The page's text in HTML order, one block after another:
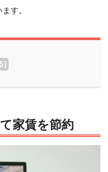
す。
]
家賃を節約